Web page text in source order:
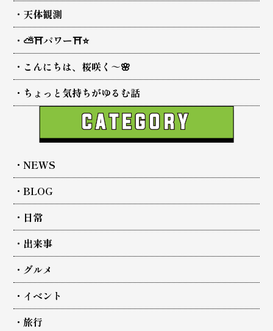
天体観測
⛅⛩️パワー⛩️⭐
こんにちは、桜咲く～🌸
ちょっと気持ちがゆるむ話
NEWS
BLOG
日常
出来事
グルメ
イベント
旅行